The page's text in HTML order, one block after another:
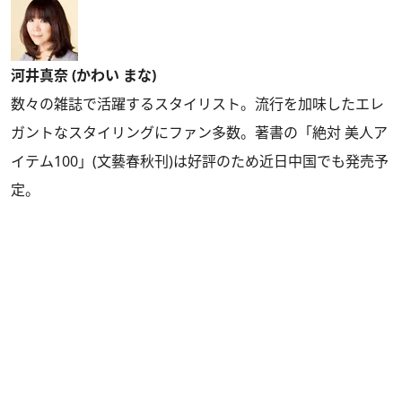
河井真奈 (かわい まな)
数々の雑誌で活躍するスタイリスト。流行を加味したエレ
ガントなスタイリングにファン多数。著書の「絶対 美人ア
イテム100」(文藝春秋刊)は好評のため近日中国でも発売予
定。